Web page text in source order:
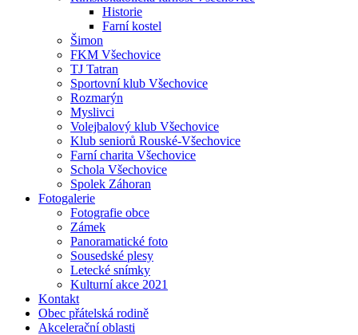
Historie
Farní kostel
Šimon
FKM Všechovice
TJ Tatran
Sportovní klub Všechovice
Rozmarýn
Myslivci
Volejbalový klub Všechovice
Klub seniorů Rouské-Všechovice
Farní charita Všechovice
Schola Všechovice
Spolek Záhoran
Fotogalerie
Fotografie obce
Zámek
Panoramatické foto
Sousedské plesy
Letecké snímky
Kulturní akce 2021
Kontakt
Obec přátelská rodině
Akcelerační oblasti